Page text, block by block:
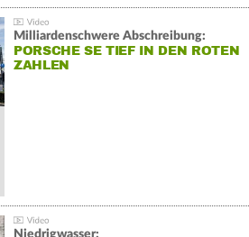
Milliardenschwere Abschreibung:
PORSCHE SE TIEF IN DEN ROTEN
ZAHLEN